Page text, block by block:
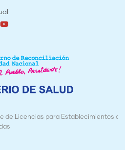
para Establecimientos de Alimentos